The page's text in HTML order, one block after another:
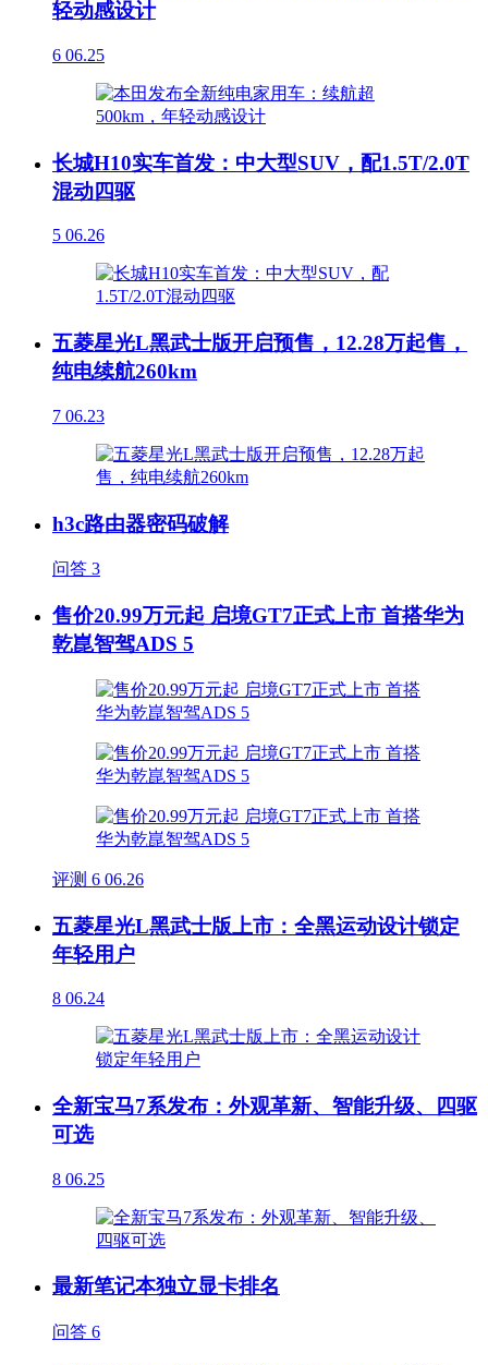
轻动感设计
6 06.25
长城H10实车首发：中大型SUV，配1.5T/2.0T
混动四驱
5 06.26
五菱星光L黑武士版开启预售，12.28万起售，
纯电续航260km
7 06.23
h3c路由器密码破解
问答 3
售价20.99万元起 启境GT7正式上市 首搭华为
乾崑智驾ADS 5
评测 6 06.26
五菱星光L黑武士版上市：全黑运动设计锁定
年轻用户
8 06.24
全新宝马7系发布：外观革新、智能升级、四驱
可选
8 06.25
最新笔记本独立显卡排名
问答 6